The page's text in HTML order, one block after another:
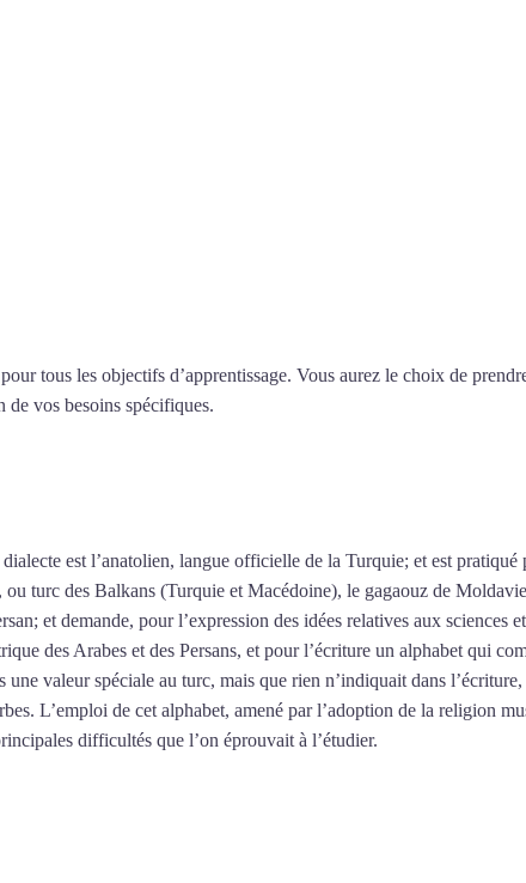
tous les objectifs d’apprentissage. Vous aurez le choix de
vos besoins spécifiques.
est l’anatolien, langue officielle de la Turquie; et est
turc des Balkans (Turquie et Macédoine), le gagaouz de
et demande, pour l’expression des idées relatives aux sciences
des Arabes et des Persans, et pour l’écriture un alphabet qui
valeur spéciale au turc, mais que rien n’indiquait dans
L’emploi de cet alphabet, amené par l’adoption de la religion
difficultés que l’on éprouvait à l’étudier.